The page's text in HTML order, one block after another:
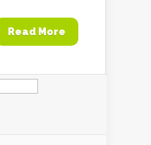
Read More